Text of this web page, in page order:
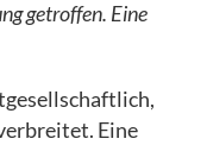
getroffen. Eine
Eine